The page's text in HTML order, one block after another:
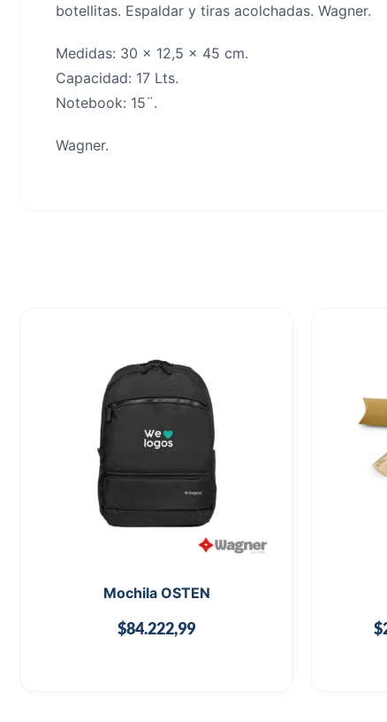
botellitas. Espaldar y tiras acolchadas. Wagner.
Medidas: 30 x 12,5 x 45 cm.
Capacidad: 17 Lts.
Notebook: 15¨.
Wagner.
Mochila OSTEN
$84.222,99 $